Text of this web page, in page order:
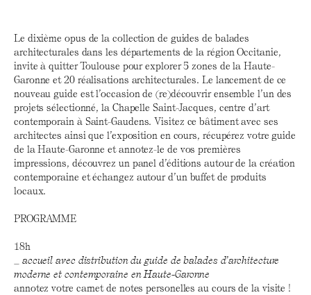
Le dixième opus de la collection de guides de balades
architecturales dans les départements de la région Occitanie,
invite à quitter Toulouse pour explorer 5 zones de la Haute-
Garonne et 20 réalisations architecturales. Le lancement de ce
nouveau guide est l’occasion de (re)découvrir ensemble l’un des
projets sélectionné, la Chapelle Saint-Jacques, centre d’art
contemporain à Saint-Gaudens. Visitez ce bâtiment avec ses
architectes ainsi que l’exposition en cours, récupérez votre guide
de la Haute-Garonne et annotez-le de vos premières
impressions, découvrez un panel d’éditions autour de la création
contemporaine et échangez autour d’un buffet de produits
locaux.
PROGRAMME
18h
accueil avec distribution du guide de balades d’architecture
moderne et contemporaine en Haute-Garonne
annotez votre carnet de notes personelles au cours de la visite !